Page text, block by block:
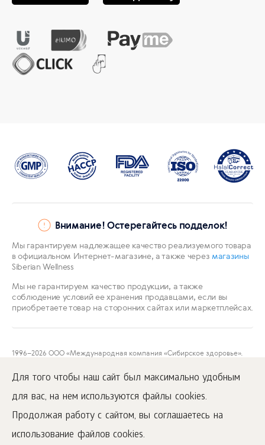
Для того чтобы наш сайт был максимально удобным
для вас, на нем используются файлы cookies.
Продолжая работу с сайтом, вы соглашаетесь на
использование файлов cookies.
Внимание! Остерегайтесь подделок!
Мы гарантируем надлежащее качество реализуемого товара
в официальном Интернет-магазине, а также через магазины
Siberian Wellness
Мы не гарантируем качество продукции, а также
соблюдение условий ее хранения продавцами, если вы
приобретаете товар на сторонних сайтах или маркетплейсах.
1996–2026 ООО «Международная компания «Сибирское здоровье».
Воспроизведение материалов данного сайта возможно при условии
обязательного размещения активной ссылки на
www.siberianwellness.com.
Публичная оферта